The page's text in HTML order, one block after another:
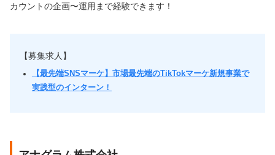
カウントの企画〜運用まで経験できます！
【募集求人】
【最先端SNSマーケ】市場最先端のTikTokマーケ新規事業で
実践型のインターン！